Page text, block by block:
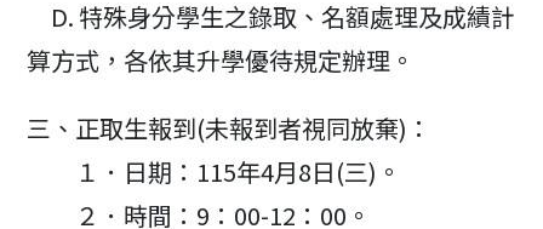
D. 特殊身分學生之錄取、名額處理及成績計
算方式，各依其升學優待規定辦理。
三、正取生報到(未報到者視同放棄)：
１．日期：115年4月8日(三)。
２．時間：9：00-12：00。